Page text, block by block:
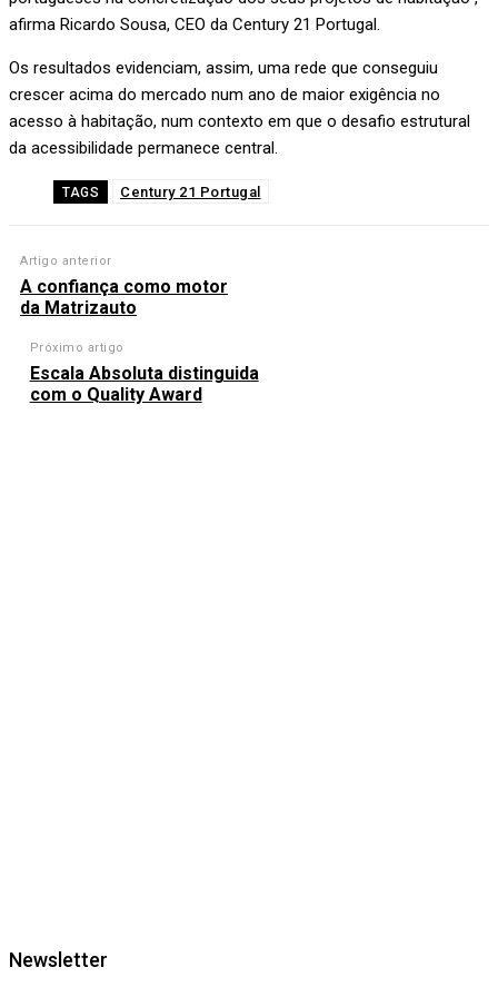
afirma Ricardo Sousa, CEO da Century 21 Portugal.
Os resultados evidenciam, assim, uma rede que conseguiu
crescer acima do mercado num ano de maior exigência no
acesso à habitação, num contexto em que o desafio estrutural
da acessibilidade permanece central.
TAGS Century 21 Portugal
Artigo anterior
A confiança como motor
da Matrizauto
Próximo artigo
Escala Absoluta distinguida
com o Quality Award
Newsletter